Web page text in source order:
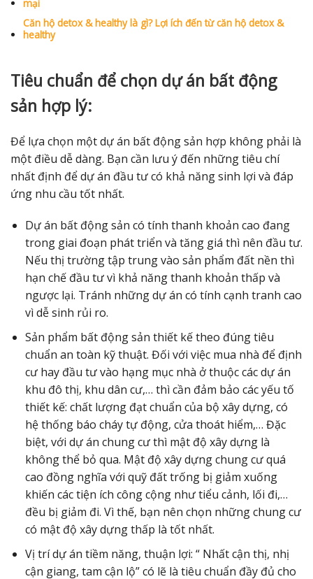
mại
Căn hộ detox & healthy là gì? Lợi ích đến từ căn hộ detox &
healthy
Tiêu chuẩn để chọn dự án bất động
sản hợp lý:
Để lựa chọn một dự án bất động sản hợp không phải là
một điều dễ dàng. Bạn cần lưu ý đến những tiêu chí
nhất định để dự án đầu tư có khả năng sinh lợi và đáp
ứng nhu cầu tốt nhất.
Dự án bất động sản có tính thanh khoản cao đang
trong giai đoạn phát triển và tăng giá thì nên đầu tư.
Nếu thị trường tập trung vào sản phẩm đất nền thì
hạn chế đầu tư vì khả năng thanh khoản thấp và
ngược lại. Tránh những dự án có tính cạnh tranh cao
vì dễ sinh rủi ro.
Sản phẩm bất động sản thiết kế theo đúng tiêu
chuẩn an toàn kỹ thuật. Đối với việc mua nhà để định
cư hay đầu tư vào hạng mục nhà ở thuộc các dự án
khu đô thị, khu dân cư,… thì cần đảm bảo các yếu tố
thiết kế: chất lượng đạt chuẩn của bộ xây dựng, có
hệ thống báo cháy tự động, cửa thoát hiểm,… Đặc
biệt, với dự án chung cư thì mật độ xây dựng là
không thể bỏ qua. Mật độ xây dựng chung cư quá
cao đồng nghĩa với quỹ đất trống bị giảm xuống
khiến các tiện ích công cộng như tiểu cảnh, lối đi,…
đều bị giảm đi. Vì thế, bạn nên chọn những chung cư
có mật độ xây dựng thấp là tốt nhất.
Vị trí dự án tiềm năng, thuận lợi: “ Nhất cận thị, nhị
cận giang, tam cận lộ” có lẽ là tiêu chuẩn đầy đủ cho